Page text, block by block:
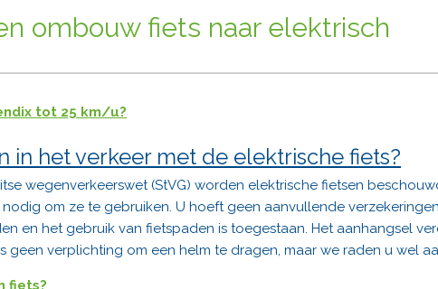
ombouw fiets naar elektrisch
tot 25 km/u?
in het verkeer met de elektrische fiets?
wegenverkeerswet (StVG) worden elektrische fietsen
om ze te gebruiken. U hoeft geen aanvullende
en het gebruik van fietspaden is toegestaan. Het aanhangsel
geen verplichting om een helm te dragen, maar we raden u wel
fiets?